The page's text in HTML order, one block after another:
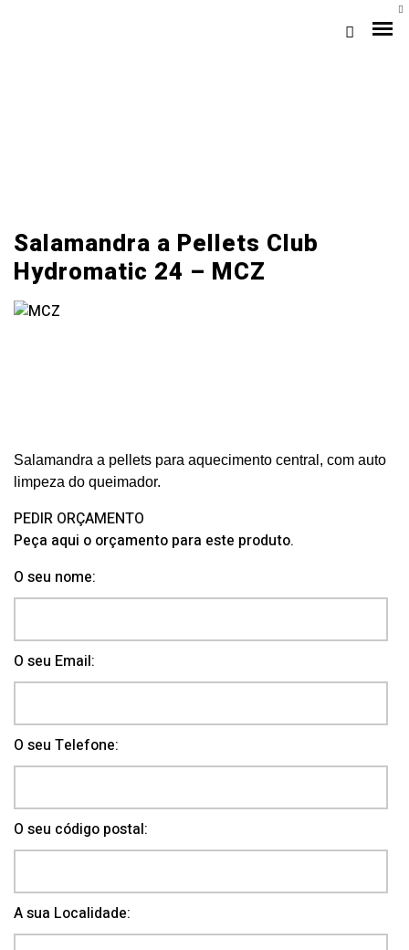
Loja Braga (Sede)
Loja Gaia
Salamandra a Pellets Club
Hydromatic 24 – MCZ
Salamandra a pellets para aquecimento central, com auto
limpeza do queimador.
PEDIR ORÇAMENTO
Peça aqui o orçamento para este produto.
O seu nome:
O seu Email:
O seu Telefone:
O seu código postal:
A sua Localidade: